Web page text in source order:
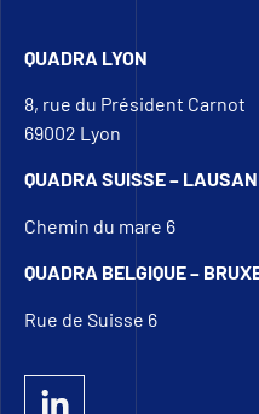
QUADRA LYON
8, rue du Président Carnot
69002 Lyon
QUADRA SUISSE –
Chemin du
QUADRA BELGIQUE –
Rue de